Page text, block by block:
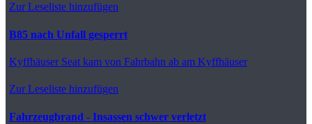
Zur Leseliste hinzufügen
B85 nach Unfall gesperrt
KyffhäuserSeat kam von Fahrbahn ab am Kyffhäuser
Zur Leseliste hinzufügen
Fahrzeugbrand - Insassen schwer verletzt